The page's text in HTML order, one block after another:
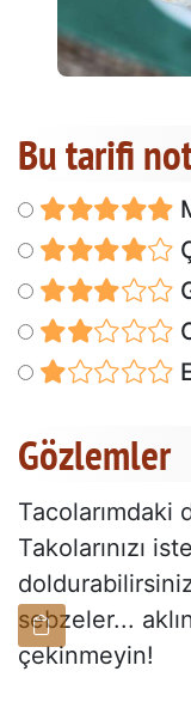
Bu tarifi
Gözlemler
Tacolarımdaki
Takolarınızı
sebzeler...
çekinmeyin!